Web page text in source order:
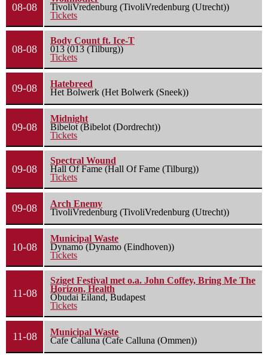
08-08
TivoliVredenburg (TivoliVredenburg (Utrecht))
Tickets
08-08
Body Count ft. Ice-T
013 (013 (Tilburg))
Tickets
09-08
Hatebreed
Het Bolwerk (Het Bolwerk (Sneek))
09-08
Midnight
Bibelot (Bibelot (Dordrecht))
Tickets
09-08
Spectral Wound
Hall Of Fame (Hall Of Fame (Tilburg))
Tickets
09-08
Arch Enemy
TivoliVredenburg (TivoliVredenburg (Utrecht))
10-08
Municipal Waste
Dynamo (Dynamo (Eindhoven))
Tickets
11-08
Sziget Festival met o.a. John Coffey, Bring Me The
Horizon, Health
Óbudai Eiland, Budapest
Tickets
11-08
Municipal Waste
Cafe Calluna (Cafe Calluna (Ommen))